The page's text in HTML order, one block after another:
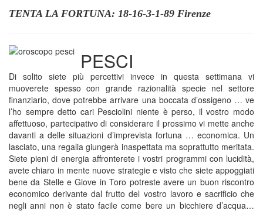
TENTA LA FORTUNA: 18-16-3-1-89 Firenze
PESCI
Di solito siete più percettivi invece in questa settimana vi
muoverete spesso con grande razionalità specie nel settore
finanziario, dove potrebbe arrivare una boccata d’ossigeno … ve
l’ho sempre detto cari Pesciolini niente è perso, il vostro modo
affettuoso, partecipativo di considerare il prossimo vi mette anche
davanti a delle situazioni d’imprevista fortuna … economica. Un
lasciato, una regalia giungerà inaspettata ma soprattutto meritata.
Siete pieni di energia affronterete i vostri programmi con lucidità,
avete chiaro in mente nuove strategie e visto che siete appoggiati
bene da Stelle e Giove in Toro potreste avere un buon riscontro
economico derivante dal frutto del vostro lavoro e sacrificio che
negli anni non è stato facile come bere un bicchiere d’acqua…